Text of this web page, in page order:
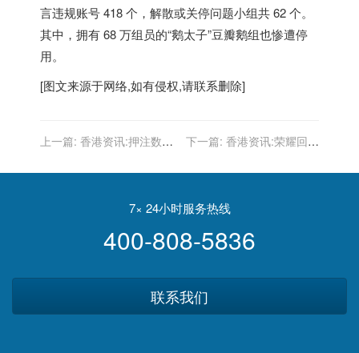
言违规账号 418 个，解散或关停问题小组共 62 个。
其中，拥有 68 万组员的“鹅太子”豆瓣鹅组也惨遭停
用。
[图文来源于网络,如有侵权,请联系删除]
上一篇: 香港资讯:押注数字
活下去？
下一篇: 香港资讯:荣耀回应
7× 24小时服务热线
400-808-5836
联系我们